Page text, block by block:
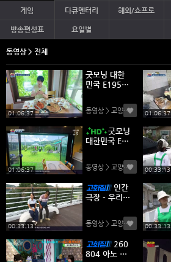
게임 다큐멘터리 해외/쇼프로
방송편성표 요일별
동영상 > 전체
01:06:37
굿모닝 대한
민국 E195 2
동영상 > 교양(0) 01:06:37
01:06:37
굿모닝
대한민국 E1
720p WANN
A
동영상 > 교양(0) 00:33:13
00:33:13
인간
극장 - 우리
이 E6438 2
60807 108동영상 > 교양(0) 00:33:13
260
804 아노 짱